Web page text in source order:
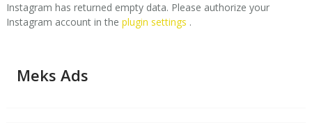
Instagram has returned empty data. Please authorize your
Instagram account in the plugin settings .
Meks Ads